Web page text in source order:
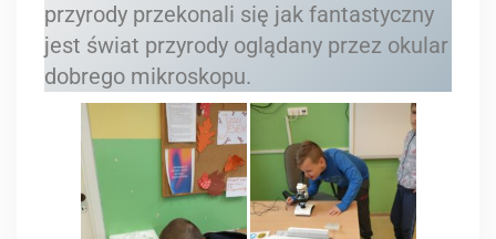
przyrody przekonali się jak fantastyczny
jest świat przyrody oglądany przez okular
dobrego mikroskopu.